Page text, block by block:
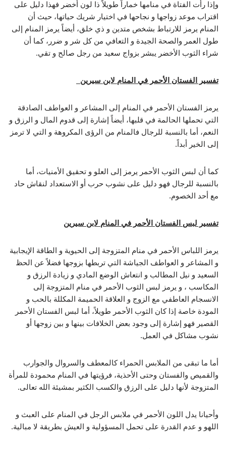
وإذا رأت الفتاة في منامها خماراً طويلاً ذا لون أخضر فهذا دليل على
اقتراب موعد زواجها و نجاحها في اختيار شريك حياتها، حيث أن
المنام يرمز للارتباط بشخص متدين و ذي خلق، أيضاً يرمز المنام إلى
طول العمر والصحة الجيدة و التعافي من كل شر و ضرر، كما أن
شراء الثوب الأخضر يبشر بزواج سعيد من رجل صالح و تقي.
تفسير الفستان الأحمر في المنام لابن سيرين
يرمز الفستان الأحمر في المنام إلى المشاعر و العواطف الصادقة
التي تحملها الحالمة في قلبها، أيضاً إشارة إلى قدوم المال و الرزق و
النعم، أما بالنسبة للرجال فالمنام من الرؤى المكروهة و التي لا ترمز
إلى الخير أبداً.
كما أن لبس الثوب الأحمر يرمز إلى العلو و تحقيق الأمنيات، أما
بالنسبة للرجال فهو دليل على نشوب حرب أو الاستعداد لنقاش حاد
مع أحد الخصوم.
تفسير لبس الفستان الأحمر في المنام لابن سيرين
يرمز اللباس الأحمر في منام المتزوجة إلى الحيوية و الطاقة الإيجابية
و المشاعر و العواطف الجياشة التي تربطها بزوجها فضلاً عن الحظ
السعيد و نيل المطالب و انتعاش الوضع المادي و زيادة الرزق و
المكاسب ، و يرمز لبس الثوب الأحمر في منام المتزوجة إلى
الانسجام العاطفي مع الزوج و العلاقة الحميمة المكللة بالحب و
المودة خاصة إذا كان الثوب الأحمر طويلاً، أما لبس الفستان الأحمر
القصير فهو إشارة إلى وجود بعض الخلافات بينها و بين زوجها أو
نشوب مشاكل في العمل.
أما ما تبقى من الملابس الحمراء كالمعطف والسروال والجوارب
والقميص والفستان وحتى الأحذية، فرؤيتها في المنام محمودة للمرأة
المتزوجة لأنها دليل على الرزق والكسب الكثير بمشيئة الله تعالى.
وأحيانا يدل اللون الأحمر في ملابس الرجل في المنام على العبث و
اللهو و عدم القدرة على تحمل المسؤولية و العيش بطريقة لا مبالية.